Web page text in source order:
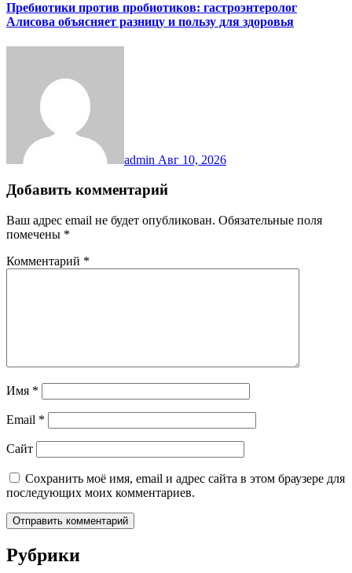
Пребиотики против пробиотиков: гастроэнтеролог
Алисова объясняет разницу и пользу для здоровья
admin Авг 10, 2026
Добавить комментарий
Ваш адрес email не будет опубликован. Обязательные поля
помечены *
Комментарий *
Имя *
Email *
Сайт
Сохранить моё имя, email и адрес сайта в этом браузере для
последующих моих комментариев.
Рубрики